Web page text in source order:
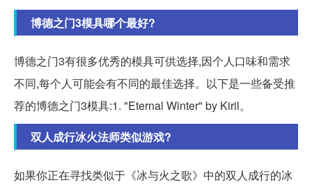
博德之门3模具哪个最好?
博德之门3有很多优秀的模具可供选择,因个人口味和需求
不同,每个人可能会有不同的最佳选择。以下是一些备受推
荐的博德之门3模具:1. "Eternal Winter" by Kiril。
双人成行冰火法师类似游戏?
如果你正在寻找类似于《冰与火之歌》中的双人成行的冰